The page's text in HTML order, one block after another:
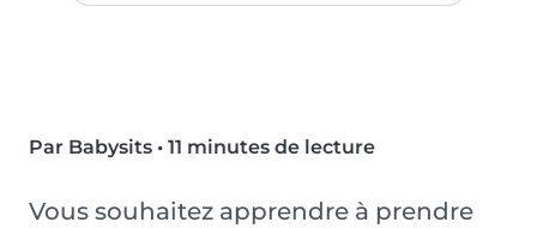
Par Babysits • 11 minutes de lecture
Vous souhaitez apprendre à prendre